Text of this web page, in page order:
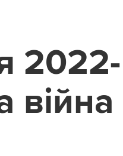
2022-
війна